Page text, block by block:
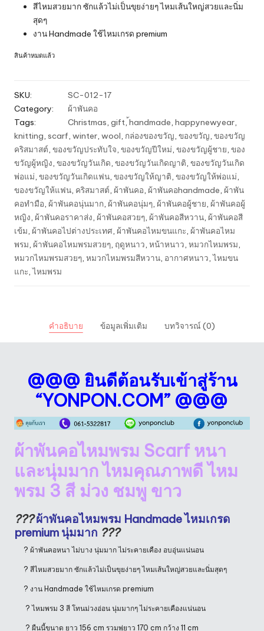
สีไหมสวยมาก ซักแล้วไม่เป็นขุยง่ายๆ ไหมเส้นใหญ่สวยและนิ่ม
สุดๆ
งาน Handmade ใช้ไหมเกรด premium
สินค้าหมดแล้ว
SKU:
SC-012-17
Category:
ผ้าพันคอ
Tags:
Christmas gift ,้handmade happynewyear
knitting scarf winter wool กล่องของขวัญ ของขวัญ ของขวัญ
คริสมาสต์ ของขวัญประทับใจ ของขวัญปีใหม่ ของขวัญผู้ชาย ของ
ขวัญผู้หญิง ของขวัญวันเกิด ของขวัญวันเกิดญาติ ของขวัญวันเกิด
พ่อแม่ ของขวัญวันเกิดแฟน ของขวัญให้ญาติ ของขวัญให้พ่อแม่
ของขวัญให้แฟน คริสมาสต์ ผ้าพันคอ ผ้าพันคอhandmade ผ้าพัน
คอทำมือ ผ้าพันคอนุ่นมาก ผ้าพันคอนุ่มๆ ผ้าพันคอผู้ชาย ผ้าพันคอผู้
หญิง ผ้าพันคอราคาส่ง ผ้าพันคอสวยๆ ผ้าพันคอสีหวาน ผ้าพันคอสี
เข้ม ผ้าพันคอไปต่างประเทศ ผ้าพันคอไหมขนแกะ ผ้าพันคอไหม
พรม ผ้าพันคอไหมพรมสวยๆ ฤดูหนาว หน้าหนาว หมวกไหมพรม
หมวกไหมพรมสวยๆ หมวกไหมพรมสีหวาน อากาศหนาว ,ไหมขน
แกะ ,ไหมพรม
คำอธิบาย ข้อมูลเพิ่มเติม บทวิจารณ์ (0)
@@@ ยินดีต้อนรับเข้าสู่ร้าน
“YONPON.COM” @@@
ผ้าพันคอไหมพรม Scarf หนา
และนุ่มมาก ไหมคุณภาพดี ไหม
พรม 3 สี ม่วง ชมพู ขาว
???ผ้าพันคอไหมพรม Handmadeไหมเกรด
premium นุ่มมาก ???
? ผ้าพันคอหนา ไม่บาง นุ่มมาก ไม่ระคายเคือง อบอุ่นแน่นอน
? สีไหมสวยมาก ซักแล้วไม่เป็นขุยง่ายๆ ไหมเส้นใหญ่สวยและนิ่มสุดๆ
? งาน Handmade ใช้ไหมเกรด premium
? ไหมพรม 3 สี โทนม่วงอ่อน นุ่มมากๆ ไม่ระคายเคืองแน่นอน
? ผืนนี้ขนาด ยาว 156 cm รวมพู่ยาว 170 cm กว้าง 11 cm